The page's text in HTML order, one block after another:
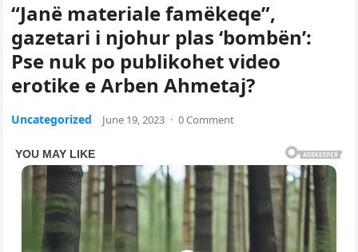
“Janë materiale famëkeqe”,
gazetari i njohur plas ‘bombën’:
Pse nuk po publikohet video
erotike e Arben Ahmetaj?
Uncategorized June 19, 2023 · 0 Comment